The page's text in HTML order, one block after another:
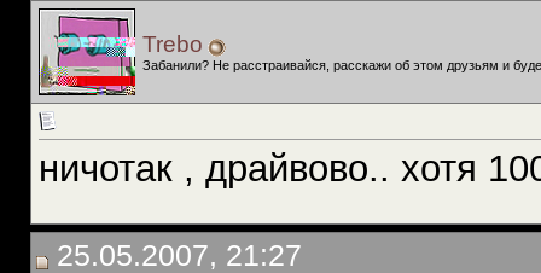
Trebo
Забанили? Не расстраивайся, расскажи об этом друзьям и
ничотак , драйвово.. хотя
25.05.2007, 21:27